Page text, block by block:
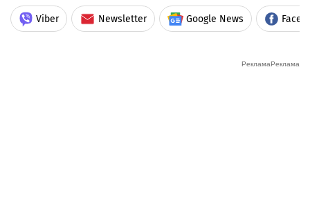
Viber Newsletter Google News